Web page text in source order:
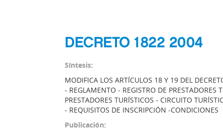
DECRETO 1822 2004
Síntesis:
MODIFICA LOS ARTÍCULOS 18 Y 19 DEL
- REGLAMENTO - REGISTRO DE
PRESTADORES TURÍSTICOS - CIRCUITO
- REQUISITOS DE INSCRIPCIÓN -CONDICIONES
Publicación: